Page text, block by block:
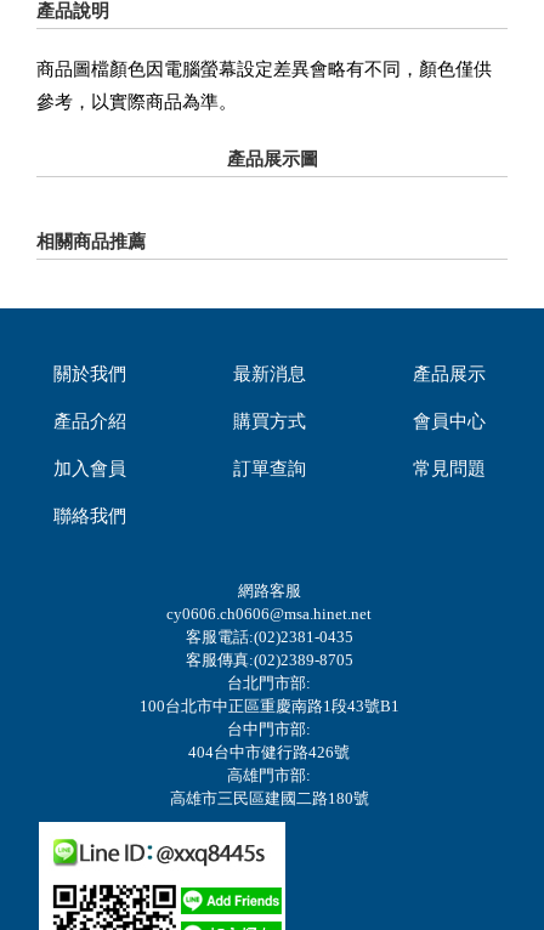
產品說明
商品圖檔顏色因電腦螢幕設定差異會略有不同，顏色僅供
參考，以實際商品為準。
產品展示圖
相關商品推薦
關於我們 最新消息 產品展示
產品介紹 購買方式 會員中心
加入會員 訂單查詢 常見問題
聯絡我們
網路客服
cy0606.ch0606@msa.hinet.net
客服電話:(02)2381-0435
客服傳真:(02)2389-8705
台北門市部:
100台北市中正區重慶南路1段43號B1
台中門市部:
404台中市健行路426號
高雄門市部:
高雄市三民區建國二路180號